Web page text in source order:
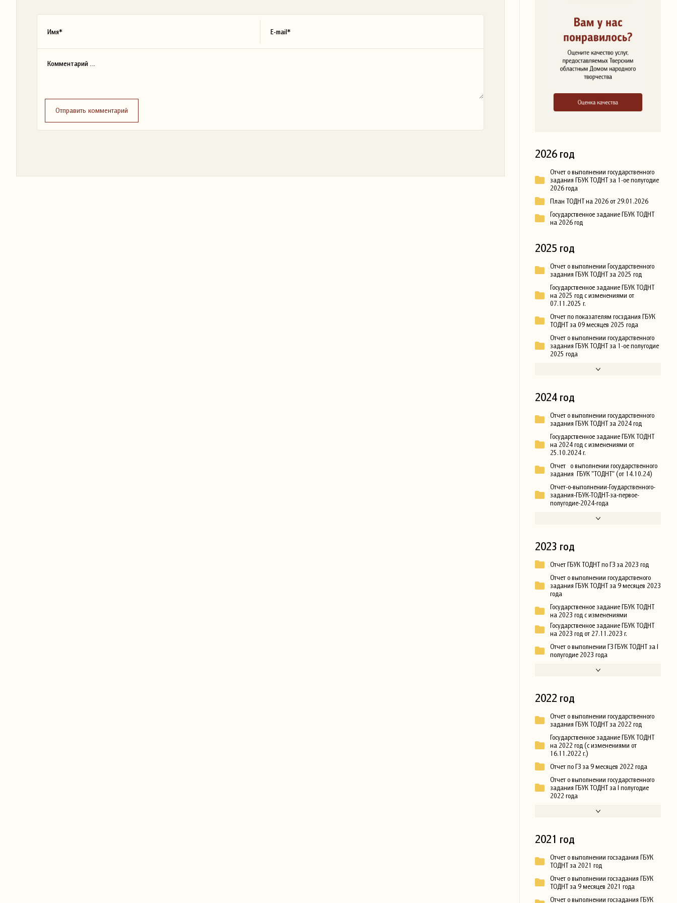
Отправить комментарий
2026 год
Отчет о выполнении государственного
задания ГБУК ТОДНТ за 1-ое полугодие
2026 года
План ТОДНТ на 2026 от 29.01.2026
Государственное задание ГБУК ТОДНТ
на 2026 год
2025 год
Отчет о выполнении Государственного
задания ГБУК ТОДНТ за 2025 год
Государственное задание ГБУК ТОДНТ
на 2025 год с изменениями от
07.11.2025 г.
Отчет по показателям госздания ГБУК
ТОДНТ за 09 месяцев 2025 года
Отчет о выполнении государственного
задания ГБУК ТОДНТ за 1-ое полугодие
2025 года
2024 год
Отчет о выполнении государственного
задания ГБУК ТОДНТ за 2024 год
Государственное задание ГБУК ТОДНТ
на 2024 год с изменениями от
25.10.2024 г.
Отчет о выполнении государственного
задания ГБУК "ТОДНТ" (от 14.10.24)
Отчет-о-выполнении-Гоударственного-
задания-ГБУК-ТОДНТ-за-первое-
полугодие-2024-года
2023 год
Отчет ГБУК ТОДНТ по ГЗ за 2023 год
Отчет о выполнении государственого
задания ГБУК ТОДНТ за 9 месяцев 2023
года
Государственное задание ГБУК ТОДНТ
на 2023 год с изменениями
Государственное задание ГБУК ТОДНТ
на 2023 год от 27.11.2023 г.
Отчет о выполнении ГЗ ГБУК ТОДНТ за I
полугодие 2023 года
2022 год
Отчет о выполнении государственного
задания ГБУК ТОДНТ за 2022 год
Государственное задание ГБУК ТОДНТ
на 2022 год (с изменениями от
16.11.2022 г.)
Отчет по ГЗ за 9 месяцев 2022 года
Отчет о выполнении государственного
задания ГБУК ТОДНТ за I полугодие
2022 года
2021 год
Отчет о выполнении госзадания ГБУК
ТОДНТ за 2021 год
Отчет о выполнении госзадания ГБУК
ТОДНТ за 9 месяцев 2021 года
Отчет о выполнении госзадания ГБУК